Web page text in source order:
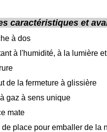
caractéristiques et
à dos
à l'humidité, à la lumière
de la fermeture à glissière
gaz à sens unique
mate
de place pour emballer de la